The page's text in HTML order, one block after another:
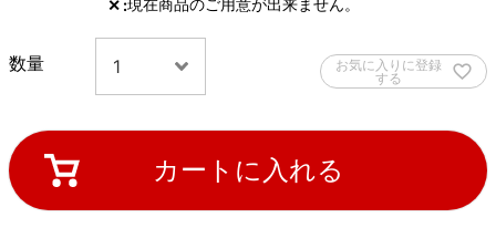
✕
お気に入りに登録
する
カートに入れる